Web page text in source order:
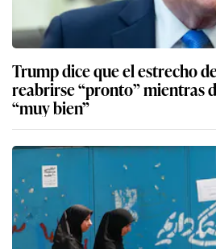
Trump dice que el estrecho
reabrirse “pronto” mientras
“muy bien”